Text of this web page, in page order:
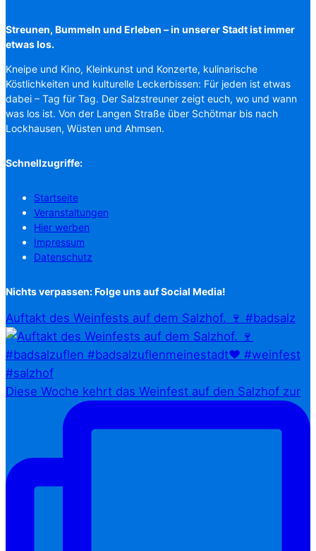
Streunen, Bummeln und Erleben – in unserer Stadt ist immer
etwas los.
Kneipe und Kino, Kleinkunst und Konzerte, kulinarische
Köstlichkeiten und kulturelle Leckerbissen: Für jeden ist etwas
dabei – Tag für Tag. Der Salzstreuner zeigt euch, wo und wann
was los ist. Von der Langen Straße über Schötmar bis nach
Lockhausen, Wüsten und Ahmsen.
Schnellzugriffe:
Startseite
Veranstaltungen
Hier werben
Impressum
Datenschutz
Nichts verpassen: Folge uns auf Social Media!
Auftakt des Weinfests auf dem Salzhof. 🍷 #badsalz
Diese Woche kehrt das Weinfest auf den Salzhof zur